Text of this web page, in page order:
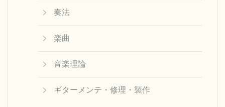
奏法
楽曲
音楽理論
ギターメンテ・修理・製作